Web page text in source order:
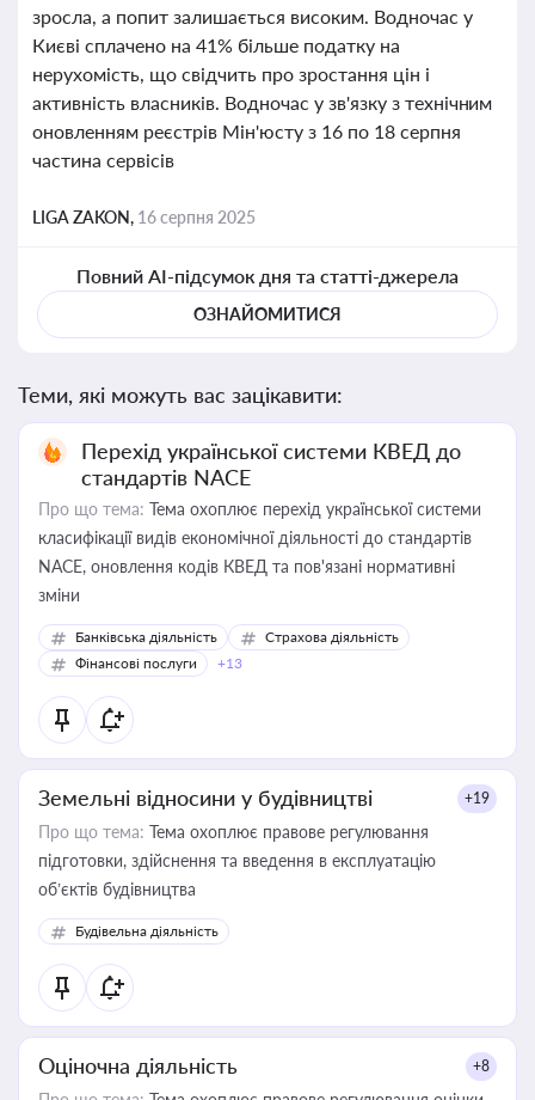
зросла, а попит залишається високим. Водночас у
Києві сплачено на 41% більше податку на
нерухомість, що свідчить про зростання цін і
активність власників. Водночас у зв'язку з технічним
оновленням реєстрів Мін'юсту з 16 по 18 серпня
частина сервісів
LIGA ZAKON, 16 серпня 2025
Повний AI-підсумок дня та статті-джерела
ОЗНАЙОМИТИСЯ
Теми, які можуть вас зацікавити:
Перехід української системи КВЕД до
стандартів NACE
Про що тема: Тема охоплює перехід української системи
класифікації видів економічної діяльності до стандартів
NACE, оновлення кодів КВЕД та пов'язані нормативні
зміни
Банківська діяльність
Страхова діяльність
Фінансові послуги
+13
Земельні відносини у будівництві +19
Про що тема: Тема охоплює правове регулювання
підготовки, здійснення та введення в експлуатацію
об’єктів будівництва
Будівельна діяльність
Оціночна діяльність +8